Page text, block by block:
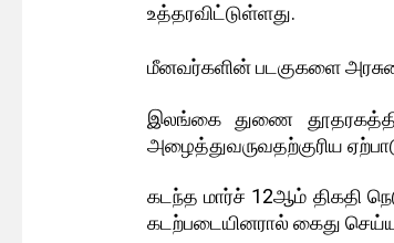
உத்தரவிட்டுள்ளது.
மீனவர்களின் படகுகளை
இலங்கை துணை
அழைத்துவருவதற்குரிய
கடந்த மார்ச் 12ஆம் திகதி
கடற்படையினரால் கைது